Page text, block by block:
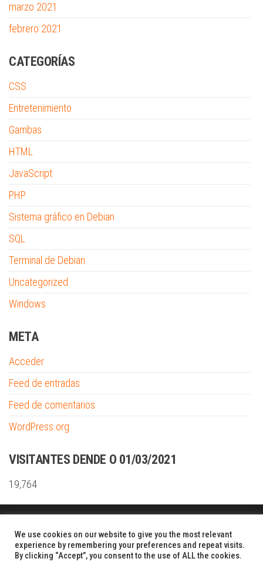
marzo 2021
febrero 2021
CATEGORÍAS
CSS
Entretenimiento
Gambas
HTML
JavaScript
PHP
Sistema gráfico en Debian
SQL
Terminal de Debian
Uncategorized
Windows
META
Acceder
Feed de entradas
Feed de comentarios
WordPress.org
VISITANTES DENDE O 01/03/2021
19,764
We use cookies on our website to give you the most relevant
experience by remembering your preferences and repeat visits.
By clicking “Accept”, you consent to the use of ALL the cookies.